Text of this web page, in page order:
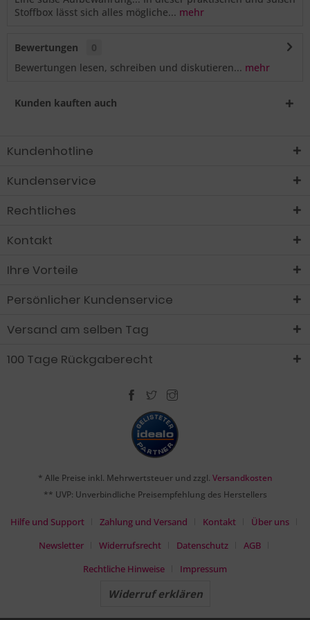
Stoffbox lässt sich alles mögliche... mehr
Bewertungen
0
Bewertungen lesen, schreiben und diskutieren... mehr
Kunden kauften auch
Kundenhotline
Kundenservice
Rechtliches
Kontakt
Ihre Vorteile
Persönlicher Kundenservice
Versand am selben Tag
100 Tage Rückgaberecht
* Alle Preise inkl. Mehrwertsteuer und zzgl. Versandkosten
** UVP: Unverbindliche Preisempfehlung des Herstellers
Hilfe und Support Zahlung und Versand Kontakt
Über uns
Newsletter
Widerrufsrecht Datenschutz
AGB
Rechtliche Hinweise
Impressum
Widerruf erklären